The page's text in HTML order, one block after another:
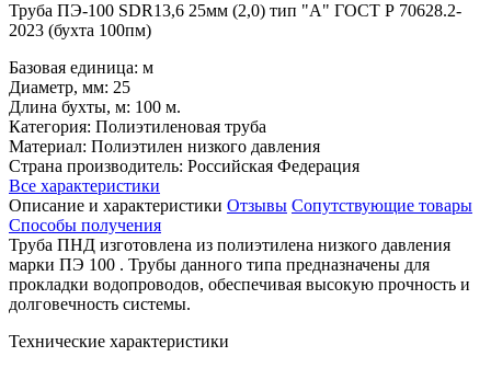
Труба ПЭ-100 SDR13,6 25мм (2,0) тип "А" ГОСТ Р 70628.2-
2023 (бухта 100пм)
Базовая единица: м
Диаметр, мм: 25
Длина бухты, м: 100 м.
Категория: Полиэтиленовая труба
Материал: Полиэтилен низкого давления
Страна производитель: Российская Федерация
Все характеристики
Описание и характеристики Отзывы Сопутствующие товары
Способы получения
Труба ПНД изготовлена из полиэтилена низкого давления
марки ПЭ 100 . Трубы данного типа предназначены для
прокладки водопроводов, обеспечивая высокую прочность и
долговечность системы.
Технические характеристики